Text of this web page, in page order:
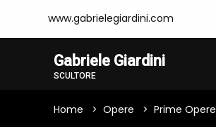
www.gabrielegiardini.com
Gabriele Giardini
SCULTORE
Home Opere Prime Opere